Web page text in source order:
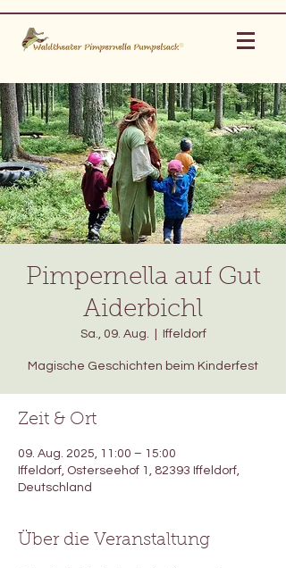
Pimpernella auf Gut
Aiderbichl
Sa., 09. Aug. Iffeldorf
Magische Geschichten beim Kinderfest
Zeit & Ort
09. Aug. 2025, 11:00 – 15:00
Iffeldorf, Osterseehof 1, 82393 Iffeldorf,
Deutschland
Über die Veranstaltung